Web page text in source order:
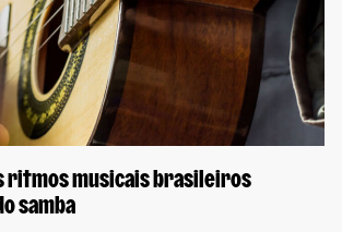
ritmos musicais brasileiros
samba